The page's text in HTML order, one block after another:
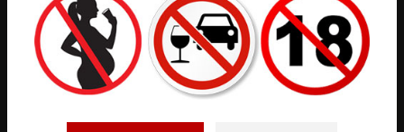
quảng cáo số 16/2012/QH13 về kinh doanh bán hàng qua mạng.
Winehamper là trang thông tin chia sẻ kiến thức về rượu ngoại hoạt
động phi lơi nhuận. Chúng tôi không kinh doanh trực tiếp bán trên
internet. Vui lòng đến trực tiếp đến các cửa hàng và hệ thống siêu
thị rượu ngoại hoặc gọi tới số hotline để được tư vấn. ( giá trên
website chỉ mang tính chất tham khảo)